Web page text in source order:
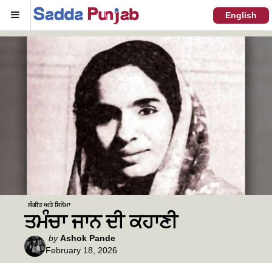
Menu English
ਸੰਗੀਤ ਅਤੇ ਸਿਨੇਮਾ
ਤਮੰਚਾ ਜਾਨ ਦੀ ਕਹਾਣੀ
Posted
by
by Ashok Pande
February 18, 2026